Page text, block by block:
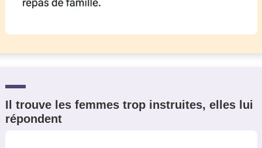
Il trouve les femmes trop instruites, elles lui
répondent